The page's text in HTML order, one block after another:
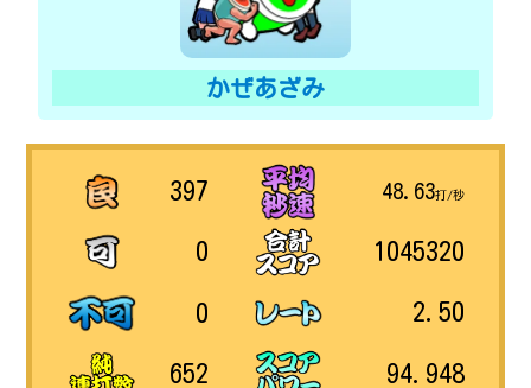
かぜあざみ
397
0
0
652
48.63打/秒
1045320
2.50
94.948